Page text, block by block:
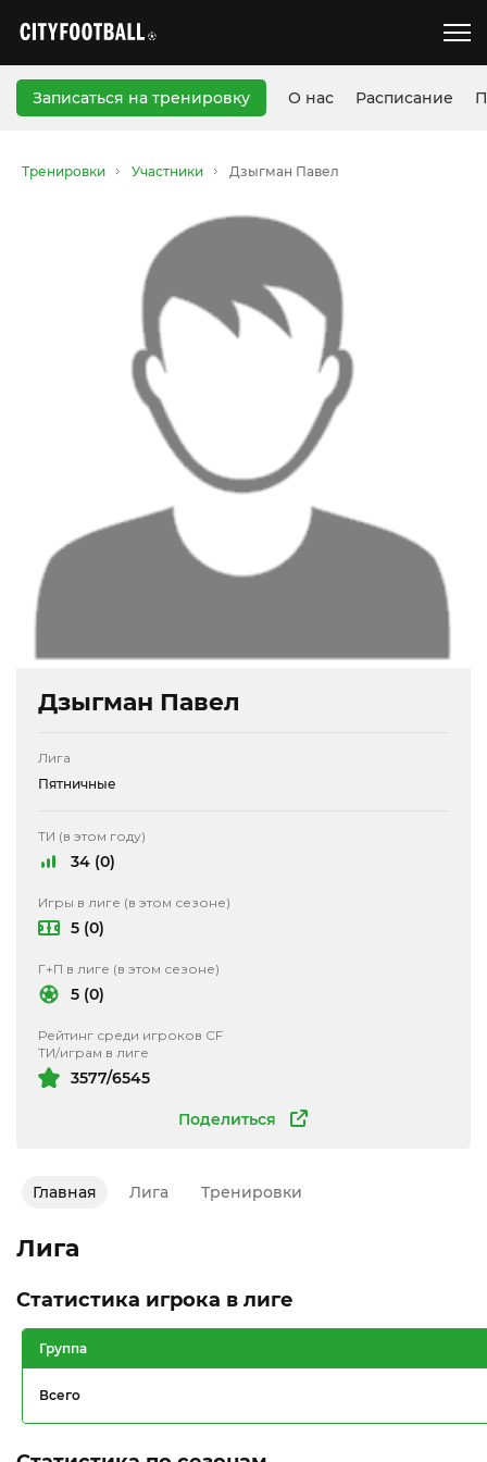
Записаться на тренировку О нас Расписание
Тренировки Участники Дзыгман Павел
Дзыгман Павел
Поделиться
Лига
Пятничные
ТИ (в этом году)
34 (0)
Игры в лиге (в этом сезоне)
5 (0)
Г+П в лиге (в этом сезоне)
5 (0)
Рейтинг среди игроков CF
ТИ/играм в лиге
3577/6545
Главная Лига Тренировки
Лига
Статистика игрока в лиге
Группа
Всего